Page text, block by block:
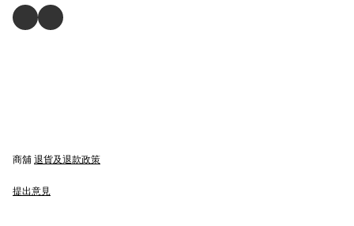
商舖 退貨及退款政策
提出意見